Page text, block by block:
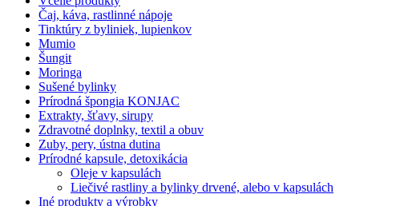
Čaj, káva, rastlinné nápoje
Tinktúry z byliniek, lupienkov
Mumio
Šungit
Moringa
Sušené bylinky
Prírodná špongia KONJAC
Extrakty, šťavy, sirupy
Zdravotné doplnky, textil a obuv
Zuby, pery, ústna dutina
Prírodné kapsule, detoxikácia
Oleje v kapsulách
Liečivé rastliny a bylinky drvené, alebo v kapsulách
Iné produkty a výrobky